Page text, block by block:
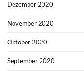
Dezember 2020
November 2020
Oktober 2020
September 2020